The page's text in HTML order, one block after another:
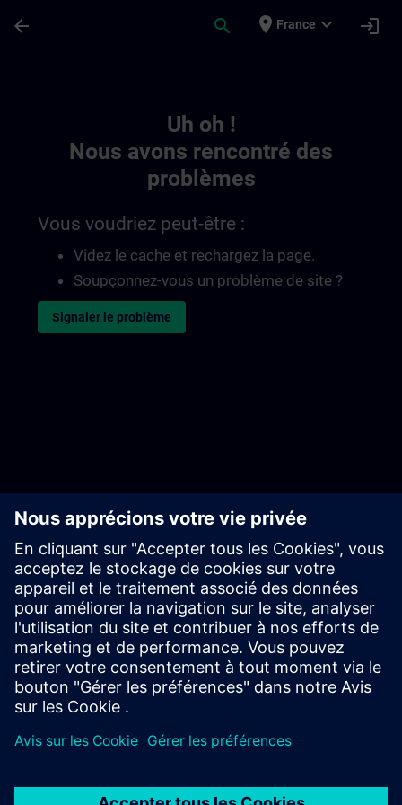
arrow_back search place France expand_more login
Uh oh !
Nous avons rencontré des
problèmes
Vous voudriez peut-être :
Videz le cache et rechargez la page.
Soupçonnez-vous un problème de site ?
Signaler le problème